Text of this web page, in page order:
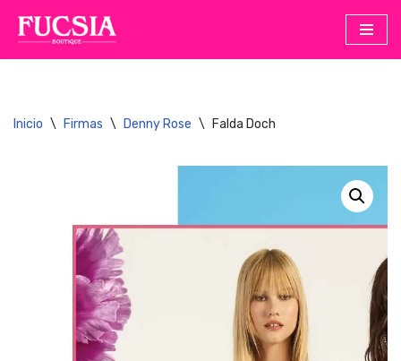
Saltar
Inicio \ Firmas \ Denny Rose \ Falda Doch